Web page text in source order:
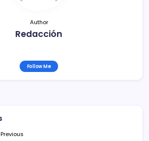
Author
Redacción
Follow Me
Previous